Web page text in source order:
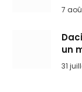
Mini
7
un
31